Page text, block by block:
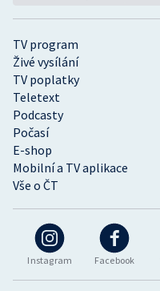
Instagram Facebook
TV program
Živé vysílání
TV poplatky
Teletext
Podcasty
Počasí
E-shop
Mobilní a TV aplikace
Vše o ČT